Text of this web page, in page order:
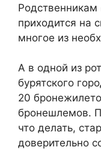
приходится на
многое из
А в одной из
бурятского
20
бронешлемов.
что делать,
доверительно